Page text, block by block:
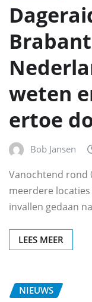
weten
ertoe
Bob Jansen
Vanochtend rond
meerdere
invallen gedaan
LEES MEER
NIEUWS